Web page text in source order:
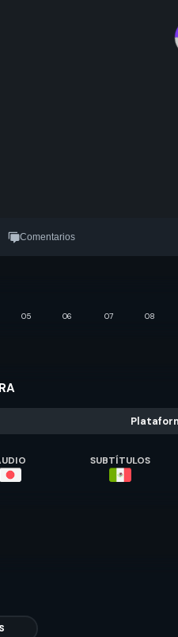
Comentarios
05 06 07 08
SUBTÍTULOS